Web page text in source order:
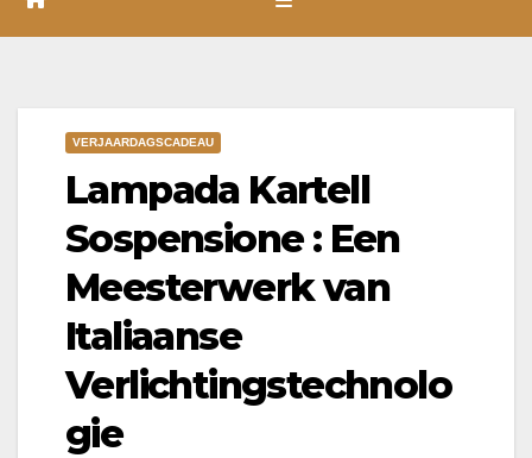
VERJAARDAGSCADEAU
Lampada Kartell
Sospensione : Een
Meesterwerk van
Italiaanse
Verlichtingstechnolo
gie